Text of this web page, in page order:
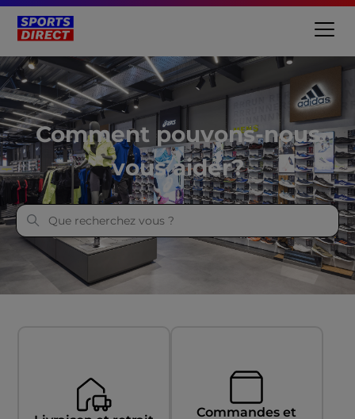
Sports Direct France
Comment pouvons-nous
vous aider?
Commandes et